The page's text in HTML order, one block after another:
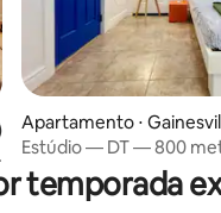
avaliação média de 5,
Apartamento ⋅
Estúdio — DT — 800
da UF
temporada